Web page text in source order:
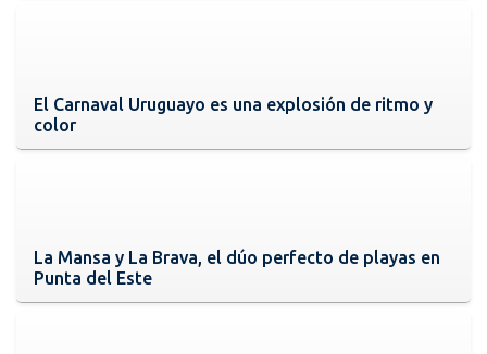
El Carnaval Uruguayo es una explosión de ritmo y
color
La Mansa y La Brava, el dúo perfecto de playas en
Punta del Este